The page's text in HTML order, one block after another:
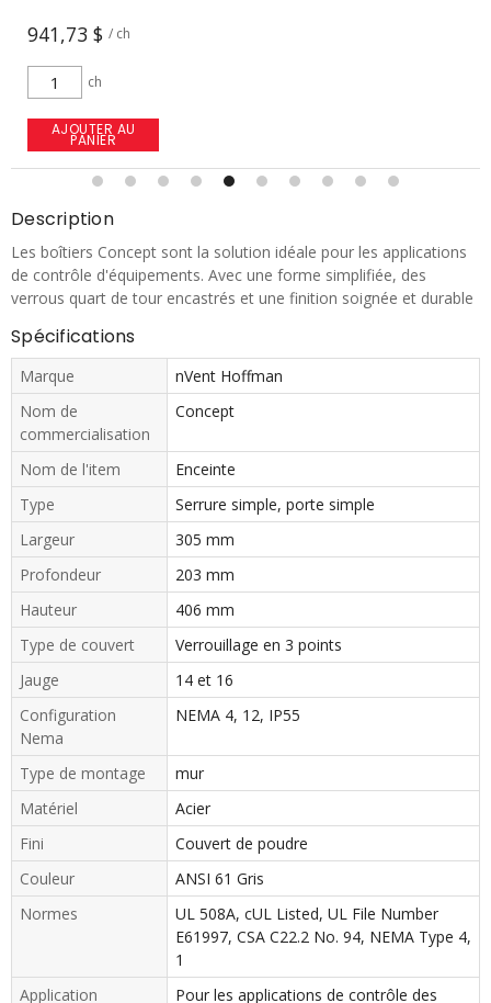
941,73 $ / ch
ch
AJOUTER AU
PANIER
Description
Les boîtiers Concept sont la solution idéale pour les applications
de contrôle d'équipements. Avec une forme simplifiée, des
verrous quart de tour encastrés et une finition soignée et durable
Spécifications
Marque
nVent Hoffman
Nom de
commercialisation
Concept
Nom de l'item
Enceinte
Type
Serrure simple, porte simple
Largeur
305 mm
Profondeur
203 mm
Hauteur
406 mm
Type de couvert
Verrouillage en 3 points
Jauge
14 et 16
Configuration
Nema
NEMA 4, 12, IP55
Type de montage
mur
Matériel
Acier
Fini
Couvert de poudre
Couleur
ANSI 61 Gris
Normes
UL 508A, cUL Listed, UL File Number
E61997, CSA C22.2 No. 94, NEMA Type 4,
1
Application
Pour les applications de contrôle des